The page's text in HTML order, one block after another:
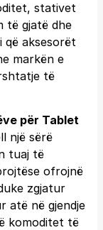
stativet
të gjatë dhe
që aksesorët
markën e
të
për Tablet
një sërë
tuaj të
ofrojnë
zgjatur
atë në gjendje
komoditet të